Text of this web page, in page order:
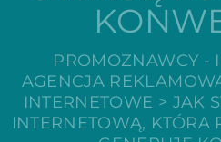
PROMOZNAWCY -
AGENCJA
INTERNETOWE > JAK
INTERNETOWĄ, KTÓRA